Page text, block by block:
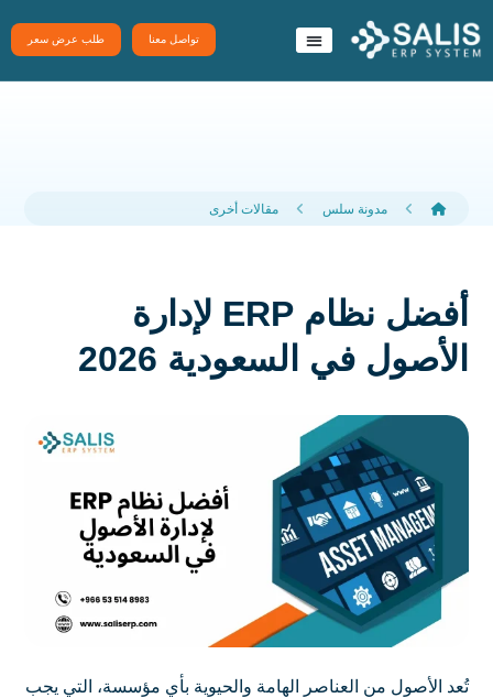
تواصل معنا طلب عرض سعر
مدونة سلس مقالات أخرى
أفضل نظام ERP لإدارة
الأصول في السعودية 2026
تُعد الأصول من العناصر الهامة والحيوية بأي مؤسسة، التي يجب